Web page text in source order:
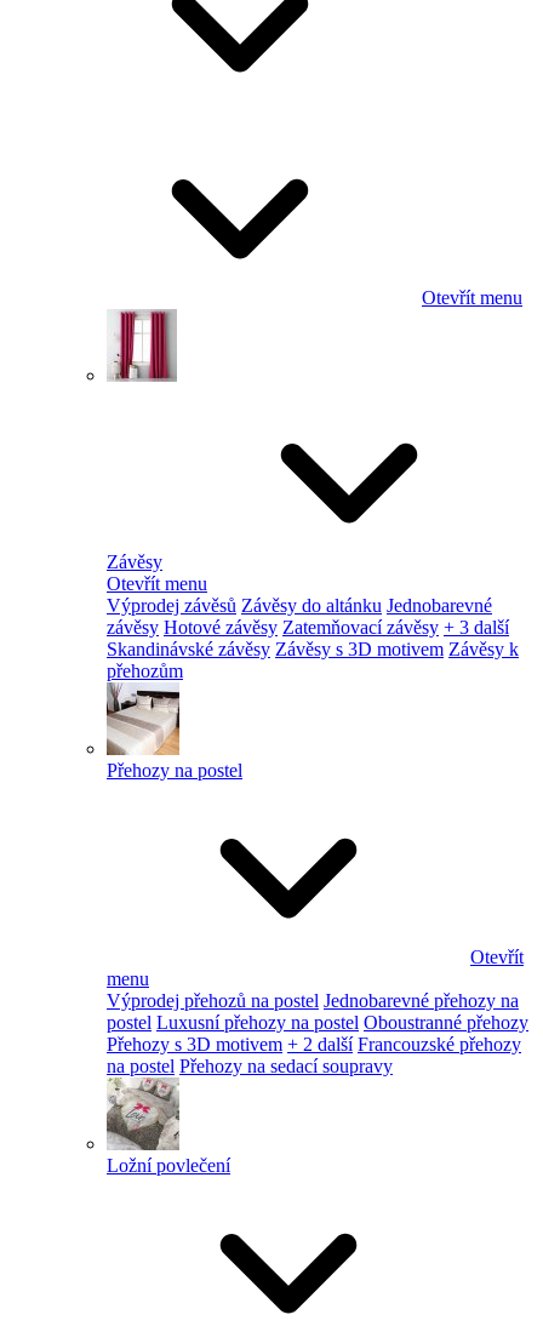
Otevřít menu
Závěsy
Otevřít menu
Výprodej závěsů Závěsy do altánku Jednobarevné
závěsy Hotové závěsy Zatemňovací závěsy + 3 další
Skandinávské závěsy Závěsy s 3D motivem Závěsy k
přehozům
Přehozy na postel
Otevřít
menu
Výprodej přehozů na postel Jednobarevné přehozy na
postel Luxusní přehozy na postel Oboustranné přehozy
Přehozy s 3D motivem + 2 další Francouzské přehozy
na postel Přehozy na sedací soupravy
Ložní povlečení